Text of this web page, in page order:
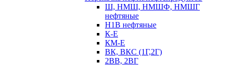
Ш, НМШ, НМШФ, НМШГ
нефтяные
Н1В нефтяные
К-Е
КМ-Е
ВК, ВКС (1Г,2Г)
2ВВ, 2ВГ